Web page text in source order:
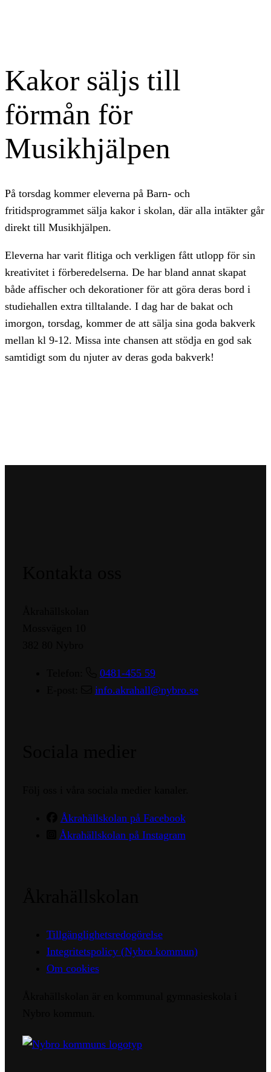
Kakor säljs till
förmån för
Musikhjälpen
På torsdag kommer eleverna på Barn- och
fritidsprogrammet sälja kakor i skolan, där alla intäkter går
direkt till Musikhjälpen.
Eleverna har varit flitiga och verkligen fått utlopp för sin
kreativitet i förberedelserna. De har bland annat skapat
både affischer och dekorationer för att göra deras bord i
studiehallen extra tilltalande. I dag har de bakat och
imorgon, torsdag, kommer de att sälja sina goda bakverk
mellan kl 9-12. Missa inte chansen att stödja en god sak
samtidigt som du njuter av deras goda bakverk!
0481-455 59
info.akrahall@nybro.se
Åkrahällskolan på Facebook
Åkrahällskolan på Instagram
Tillgänglighetsredogörelse
Integritetspolicy (Nybro kommun)
Om cookies